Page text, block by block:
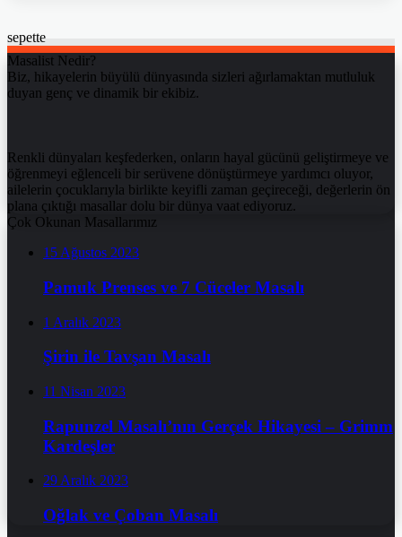
sepette
Masalist Nedir?
Biz, hikayelerin büyülü dünyasında sizleri ağırlamaktan mutluluk
duyan genç ve dinamik bir ekibiz.
Renkli dünyaları keşfederken, onların hayal gücünü geliştirmeye ve
öğrenmeyi eğlenceli bir serüvene dönüştürmeye yardımcı oluyor,
ailelerin çocuklarıyla birlikte keyifli zaman geçireceği, değerlerin ön
plana çıktığı masallar dolu bir dünya vaat ediyoruz.
Çok Okunan Masallarımız
15 Ağustos 2023
Pamuk Prenses ve 7 Cüceler Masalı
1 Aralık 2023
Şirin ile Tavşan Masalı
11 Nisan 2023
Rapunzel Masalı’nın Gerçek Hikayesi – Grimm
Kardeşler
29 Aralık 2023
Oğlak ve Çoban Masalı